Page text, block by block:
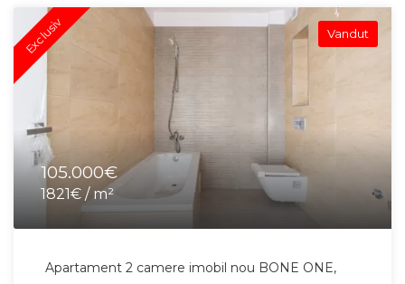
Exclusiv Vandut
105.000€
1821€ / m²
Apartament 2 camere imobil nou BONE ONE,